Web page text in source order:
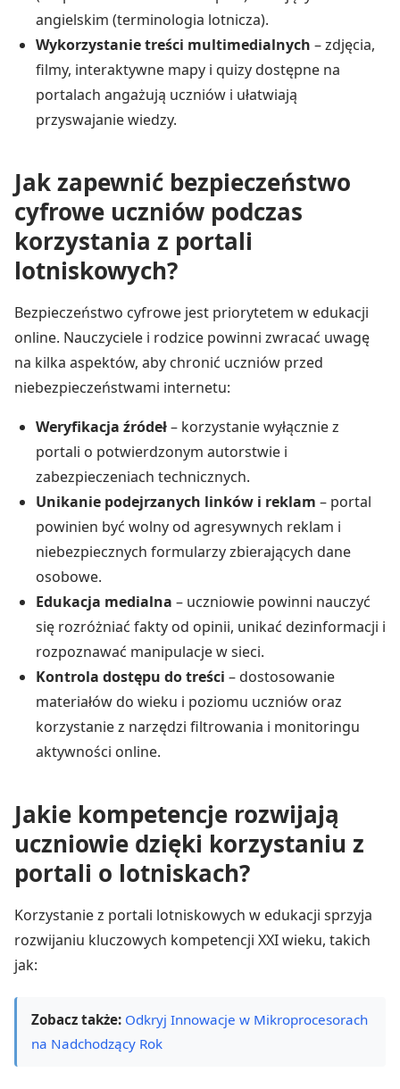
angielskim (terminologia lotnicza).
Wykorzystanie treści multimedialnych – zdjęcia,
filmy, interaktywne mapy i quizy dostępne na
portalach angażują uczniów i ułatwiają
przyswajanie wiedzy.
Jak zapewnić bezpieczeństwo
cyfrowe uczniów podczas
korzystania z portali
lotniskowych?
Bezpieczeństwo cyfrowe jest priorytetem w edukacji
online. Nauczyciele i rodzice powinni zwracać uwagę
na kilka aspektów, aby chronić uczniów przed
niebezpieczeństwami internetu:
Weryfikacja źródeł– korzystanie wyłącznie z
portali o potwierdzonym autorstwie i
zabezpieczeniach technicznych.
Unikanie podejrzanych linków i reklam – portal
powinien być wolny od agresywnych reklam i
niebezpiecznych formularzy zbierających dane
osobowe.
Edukacja medialna – uczniowie powinni nauczyć
się rozróżniać fakty od opinii, unikać dezinformacji i
rozpoznawać manipulacje w sieci.
Kontrola dostępu do treści – dostosowanie
materiałów do wieku i poziomu uczniów oraz
korzystanie z narzędzi filtrowania i monitoringu
aktywności online.
Jakie kompetencje rozwijają
uczniowie dzięki korzystaniu z
portali o lotniskach?
Korzystanie z portali lotniskowych w edukacji sprzyja
rozwijaniu kluczowych kompetencji XXI wieku, takich
jak:
Zobacz także: Odkryj Innowacje w Mikroprocesorach
na Nadchodzący Rok